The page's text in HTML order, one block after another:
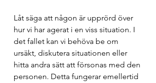
Låt säga att någon är upprörd över
hur vi har agerat i en viss situation. I
det fallet kan vi behöva be om
ursäkt, diskutera situationen eller
hitta andra sätt att försonas med den
personen. Detta fungerar emellertid